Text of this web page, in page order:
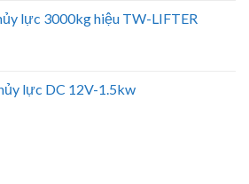
lực 3000kg hiệu TW-LIFTER
lực DC 12V-1.5kw